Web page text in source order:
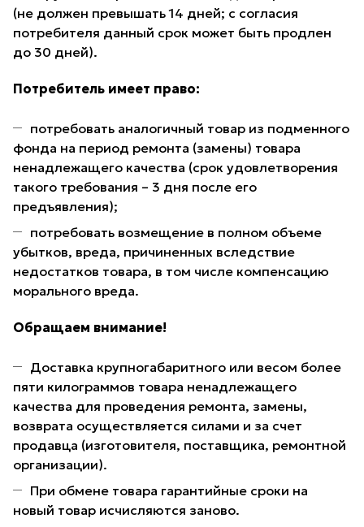
(не должен превышать 14 дней; с согласия
потребителя данный срок может быть продлен
до 30 дней).
Потребитель имеет право:
потребовать аналогичный товар из подменного
фонда на период ремонта (замены) товара
ненадлежащего качества (срок удовлетворения
такого требования – 3 дня после его
предъявления);
потребовать возмещение в полном объеме
убытков, вреда, причиненных вследствие
недостатков товара, в том числе компенсацию
морального вреда.
Обращаем внимание!
Доставка крупногабаритного или весом более
пяти килограммов товара ненадлежащего
качества для проведения ремонта, замены,
возврата осуществляется силами и за счет
продавца (изготовителя, поставщика, ремонтной
организации).
При обмене товара гарантийные сроки на
новый товар исчисляются заново.